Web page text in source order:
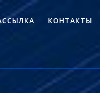
КОНТАКТЫ